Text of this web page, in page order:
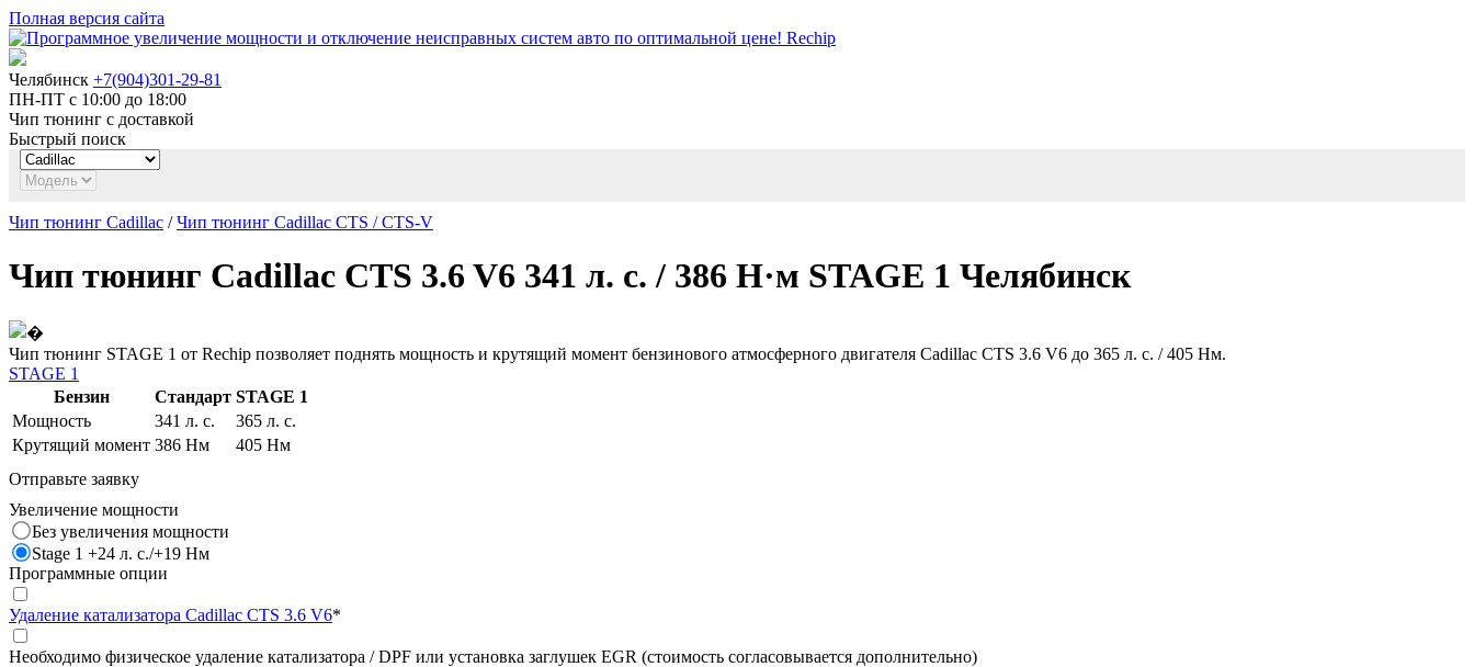
Полная версия сайта
Челябинск +7(904)301-29-81
ПН-ПТ с 10:00 до 18:00
Чип тюнинг с доставкой
Быстрый поиск
Чип тюнинг Cadillac /Чип тюнинг Cadillac CTS / CTS-V
Чип тюнинг Cadillac CTS 3.6 V6 341 л. с. / 386 Н·м STAGE 1 Челябинск
Чип тюнинг STAGE 1 от Rechip позволяет поднять мощность и крутящий момент бензинового атмосферного двигателя Cadillac CTS 3.6 V6 до 365 л. с. / 405 Нм.
STAGE 1
Бензин
Стандарт STAGE 1
Мощность
341 л. с.
365 л. с.
Крутящий момент 386 Нм
405 Нм
Отправьте заявку
Увеличение мощности
Без увеличения мощности
Stage 1 +24 л. с./+19 Нм
Программные опции
Удаление катализатора Cadillac CTS 3.6 V6*
Необходимо физическое удаление катализатора / DPF или установка заглушек EGR (стоимость согласовывается дополнительно)